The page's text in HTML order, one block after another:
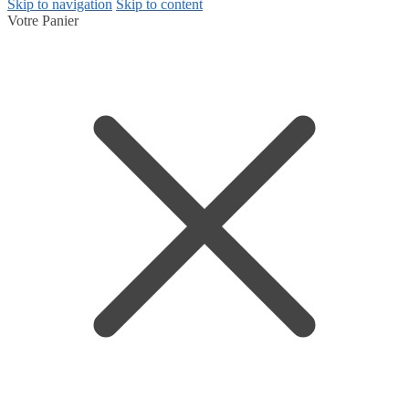
Skip to navigation Skip to content
Votre Panier